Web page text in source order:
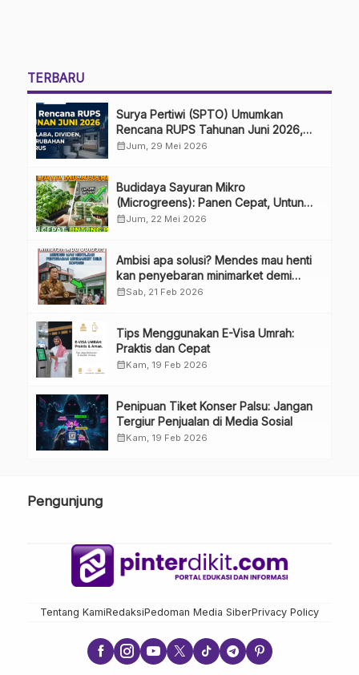
TERBARU
Surya Pertiwi (SPTO) Umumkan
Rencana RUPS Tahunan Juni 2026,
Bahas Penggunaan Laba Hingga
calendar_monthJum, 29 Mei 2026
Budidaya Sayuran Mikro
(Microgreens): Panen Cepat, Untung
Besar
calendar_monthJum, 22 Mei 2026
Ambisi apa solusi? Mendes mau henti
kan penyebaran minimarket demi
kopdes.
calendar_monthSab, 21 Feb 2026
Tips Menggunakan E-Visa Umrah:
Praktis dan Cepat
calendar_monthKam, 19 Feb 2026
Penipuan Tiket Konser Palsu: Jangan
Tergiur Penjualan di Media Sosial
calendar_monthKam, 19 Feb 2026
Pengunjung
Tentang KamiRedaksiPedoman Media SiberPrivacy Policy